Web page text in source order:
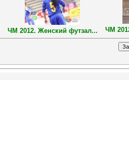
ЧМ 2012. Женский футзал... ЧМ